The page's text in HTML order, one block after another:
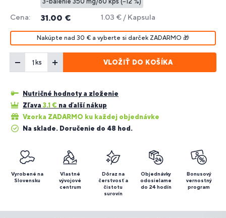
Cena: 31.00 € 1.03 € / Kapsula
Nakúpte nad 30 € a vyberte si darček ZADARMO 🎁
ks VLOŽIŤ DO KOŠÍKA
Nutričné hodnoty a zloženie
Zľava 3.1 € na ďalší nákup
Vzorka ZADARMO ku každej objednávke
Na sklade. Doručenie do 48 hod.
Vyrobené na
Slovensku
Vlastné
vývojové
centrum
Dôraz na
čerstvosť a
čistotu
surovín
Objednávky
odosielame
do 24 hodín
Bonusový
vernostný
program